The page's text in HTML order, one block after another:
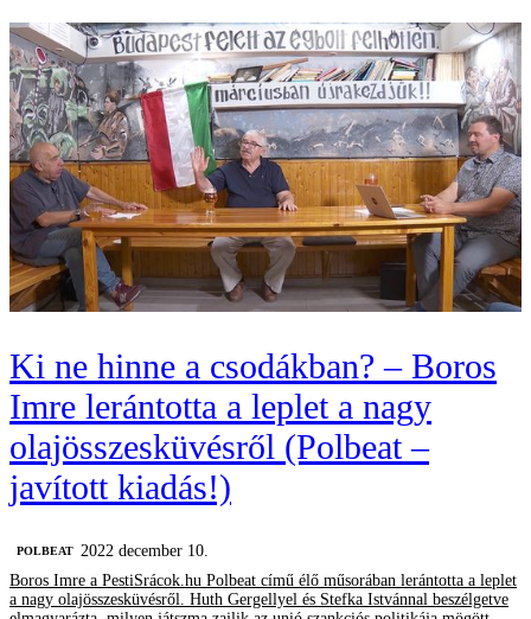
Ki ne hinne a csodákban? – Boros
Imre lerántotta a leplet a nagy
olajösszesküvésről (Polbeat –
javított kiadás!)
‎POLBEAT
2022 december 10.
Boros Imre a PestiSrácok.hu Polbeat című élő műsorában lerántotta a leplet
a nagy olajösszesküvésről. Huth Gergellyel és Stefka Istvánnal beszélgetve